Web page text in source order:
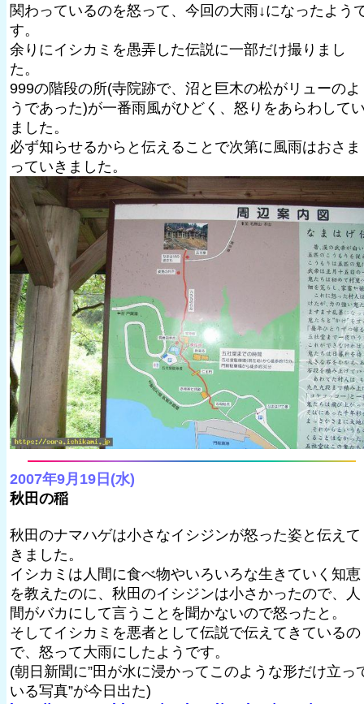
関わっているのを怒って、今回の大雨↓になったよう
す。
余りにイシカミを愚弄した伝説に一部だけ撮りまし
た。
999の階段の所(寺院跡で、沼と巨木の松がリューのよ
うであった)が一番雨風がひどく、怒りをあらわして
ました。
必ず知らせるからと伝えることで次第に風雨はおさま
っていきました。
2007年9月19日(水)
秋田の稲
秋田のナマハゲは小さなイシジンが怒った姿と伝えて
きました。
イシカミは人間に食べ物やいろいろな生きていく知恵
を教えたのに、秋田のイシジンは小さかったので、人
間がバカにして言うことを聞かないので怒ったと。
そしてイシカミを悪者として伝説で伝えてきているの
で、怒って大雨にしたようです。
(朝日新聞に”田が水に浸かってこのような形だけ立っ
いる写真”が今日出た)